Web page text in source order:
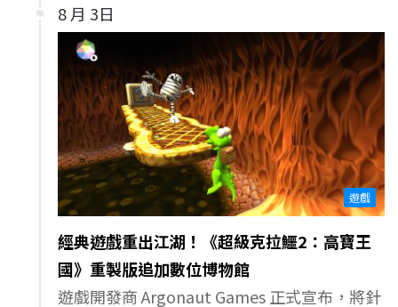
8 月 3日
遊戲
經典遊戲重出江湖！《超級克拉鱷2：高寶王
國》重製版追加數位博物館
遊戲開發商 Argonaut Games 正式宣布，將針